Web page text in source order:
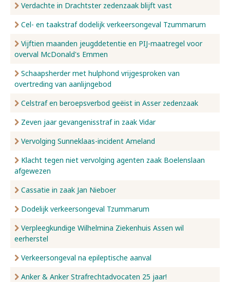
Verdachte in Drachtster zedenzaak blijft vast
Cel- en taakstraf dodelijk verkeersongeval Tzummarum
Vijftien maanden jeugddetentie en PIJ-maatregel voor
overval McDonald's Emmen
Schaapsherder met hulphond vrijgesproken van
overtreding van aanlijngebod
Celstraf en beroepsverbod geëist in Asser zedenzaak
Zeven jaar gevangenisstraf in zaak Vidar
Vervolging Sunneklaas-incident Ameland
Klacht tegen niet vervolging agenten zaak Boelenslaan
afgewezen
Cassatie in zaak Jan Nieboer
Dodelijk verkeersongeval Tzummarum
Verpleegkundige Wilhelmina Ziekenhuis Assen wil
eerherstel
Verkeersongeval na epileptische aanval
Anker & Anker Strafrechtadvocaten 25 jaar!